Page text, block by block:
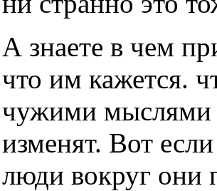
А знаете в чем
что им кажется.
чужими мыслями
изменят. Вот
люди вокруг они